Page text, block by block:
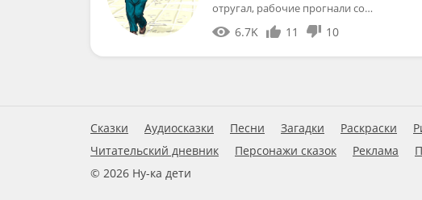
отругал, рабочие прогнали со…
6.7K 11 10
Сказки Аудиосказки Песни Загадки Раскраски
Читательский дневник
Персонажи сказок Реклама
© 2026 Ну-ка дети